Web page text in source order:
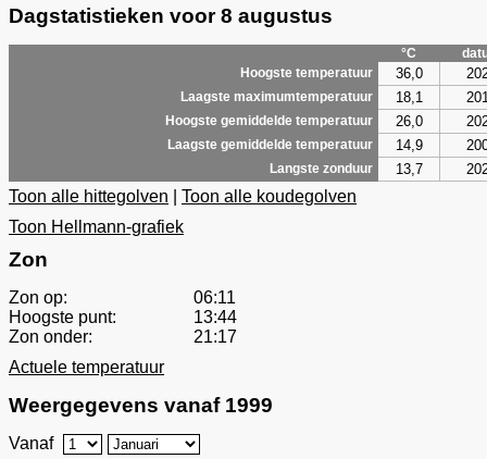
Dagstatistieken voor 8 augustus
°C
Hoogste temperatuur
36,0
Laagste maximumtemperatuur 18,1
Hoogste gemiddelde temperatuur 26,0
Laagste gemiddelde temperatuur 14,9
Langste zonduur 13,7
Toon alle hittegolven
Toon alle koudegolven
Toon Hellmann-grafiek
Zon
Zon op:
06:11
Hoogste punt:
13:44
Zon onder:
21:17
Actuele temperatuur
Weergegevens vanaf 1999
Vanaf